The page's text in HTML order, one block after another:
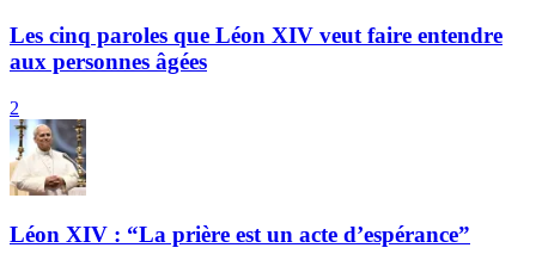
Les cinq paroles que Léon XIV veut faire entendre
aux personnes âgées
2
Léon XIV : “La prière est un acte d’espérance”